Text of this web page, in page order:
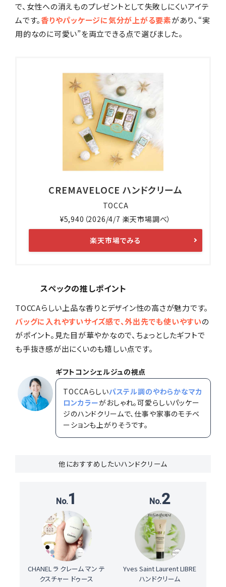
で、女性への消えものプレゼントとして失敗しにくいアイテ
ムです。香りやパッケージに気分が上がる要素があり、“実
用的なのに可愛い”を両立できる点で選びました。
CREMAVELOCE ハンドクリーム
TOCCA
¥5,940（2026/4/7 楽天市場調べ）
楽天市場でみる
スペックの推しポイント
TOCCAらしい上品な香りとデザイン性の高さが魅力です。
バッグに入れやすいサイズ感で、外出先でも使いやすいの
がポイント。見た目が華やかなので、ちょっとしたギフトで
も手抜き感が出にくいのも嬉しい点です。
ギフトコンシェルジュの視点
TOCCAらしいパステル調のやわらかなマカ
ロンカラーがおしゃれ。可愛らしいパッケー
ジのハンドクリームで、仕事や家事のモチベ
ーションも上がりそうです。
他におすすめしたいハンドクリーム
1
CHANEL ラ クレーム マン テ
クスチャー ドゥース
2
Yves Saint Laurent LIBRE
ハンドクリーム